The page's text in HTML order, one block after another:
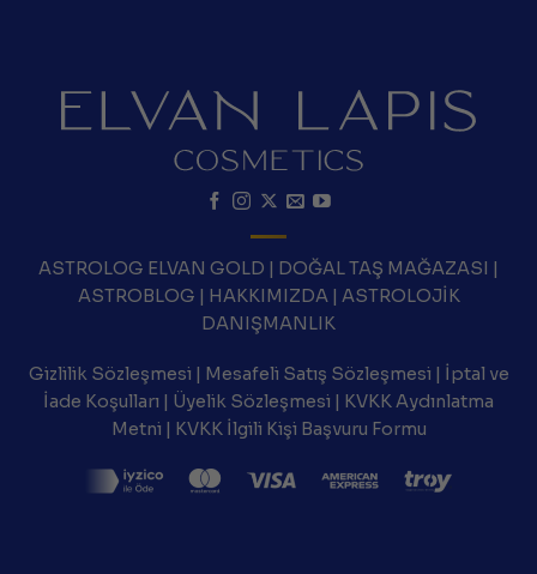
ASTROLOG ELVAN GOLD | DOĞAL TAŞ MAĞAZASI |
ASTROBLOG | HAKKIMIZDA| ASTROLOJİK
DANIŞMANLIK
Gizlilik Sözleşmesi | Mesafeli Satış Sözleşmesi | İptal ve
İade Koşulları | Üyelik Sözleşmesi | KVKK Aydınlatma
Metni | KVKK İlgili Kişi Başvuru Formu